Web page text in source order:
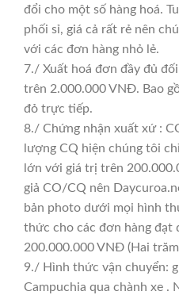
đổi cho một số hàng hoá.
phối sỉ, giá cả rất rẻ nên
với các đơn hàng nhỏ lẻ.
7./ Xuất hoá đơn đầy đủ
trên 2.000.000 VNĐ. Bao
đỏ trực tiếp.
8./ Chứng nhận xuất xứ :
lượng CQ hiện chúng tôi
lớn với giá trị trên
giả CO/CQ nên
bản photo dưới mọi hình
thức cho các đơn hàng đạt
200.000.000 VNĐ (Hai
9./ Hình thức vận chuyển:
Campuchia qua chành xe .